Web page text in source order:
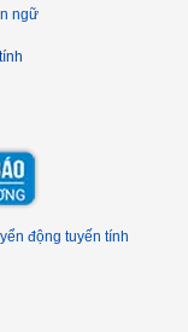
ngữ
động tuyến tính